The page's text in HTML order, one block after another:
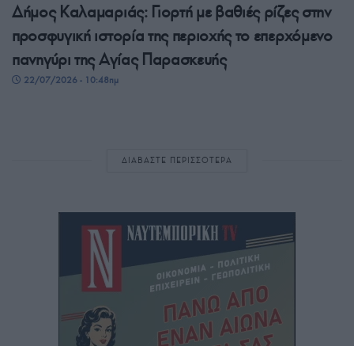
Δήμος Καλαμαριάς: Γιορτή με βαθιές ρίζες στην
προσφυγική ιστορία της περιοχής το επερχόμενο
πανηγύρι της Αγίας Παρασκευής
22/07/2026 - 10:48πμ
ΔΙΑΒΑΣΤΕ ΠΕΡΙΣΣΟΤΕΡΑ